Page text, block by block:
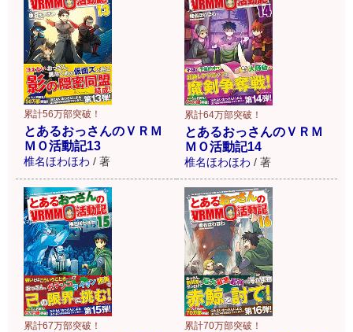
累計56万部突破！
とあるおっさんのＶＲＭ
ＭＯ活動記13
椎名ほわほわ / 著
累計64万部突破！
とあるおっさんのＶＲＭ
ＭＯ活動記14
椎名ほわほわ / 著
累計67万部突破！ 累計70万部突破！